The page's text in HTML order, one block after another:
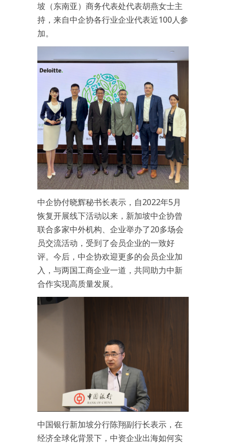
坡（东南亚）商务代表处代表胡燕女士主
持，来自中企协各行业企业代表近100人参
加。
中企协付晓辉秘书长表示，自2022年5月
恢复开展线下活动以来，新加坡中企协曾
联合多家中外机构、企业举办了20多场会
员交流活动，受到了会员企业的一致好
评。今后，中企协欢迎更多的会员企业加
入，与两国工商企业一道，共同助力中新
合作实现高质量发展。
中国银行新加坡分行陈翔副行长表示，在
经济全球化背景下，中资企业出海如何实